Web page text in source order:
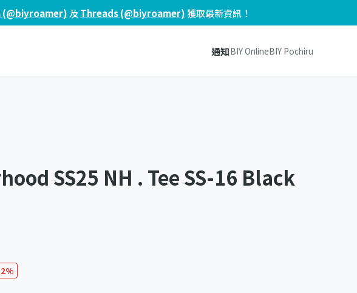
及 Threads (@biyroamer)獲取最新資訊！
通知BIY OnlineBIY Pochiru
SS25 NH . Tee SS-16 Black